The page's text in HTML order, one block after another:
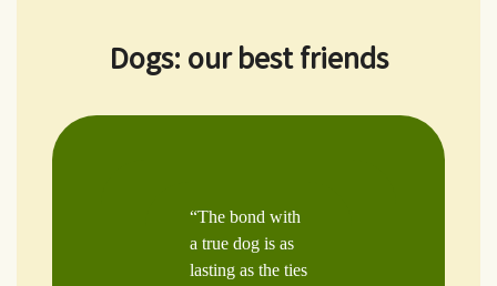
Dogs: our best friends
“The bond with
a true dog is as
lasting as the ties